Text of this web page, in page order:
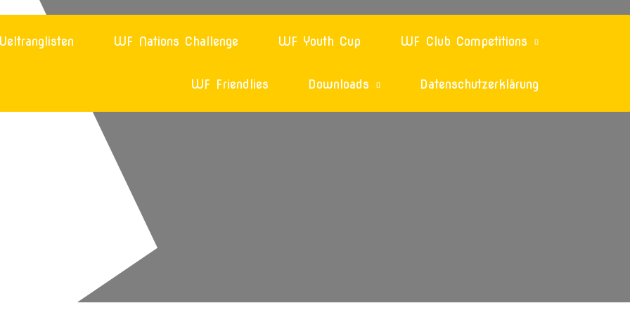
WF Nations Challenge WF Youth Cup WF Club Competitions
WF Friendlies Downloads Datenschutzerklärung